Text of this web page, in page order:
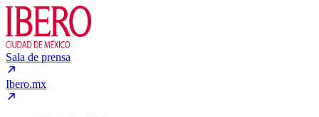
Sala de prensa
Ibero.mx